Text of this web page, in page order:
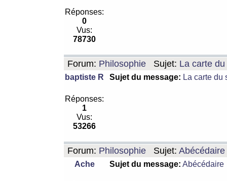
Réponses:
0
Vus:
78730
Forum: Philosophie Sujet: La carte
baptiste R Sujet du message: La carte du
Réponses:
1
Vus:
53266
Forum: Philosophie Sujet: Abécédaire
Ache Sujet du message: Abécédaire